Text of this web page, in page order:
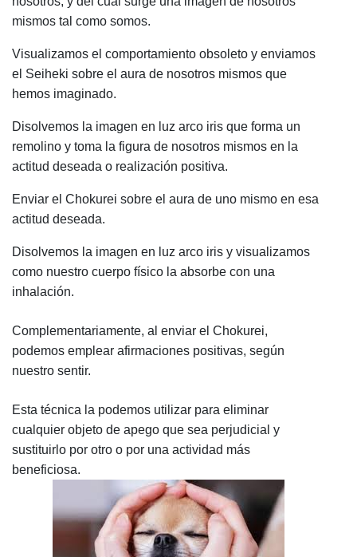
mismos tal como somos.
Visualizamos el comportamiento obsoleto y enviamos
el Seiheki sobre el aura de nosotros mismos que
hemos imaginado.
Disolvemos la imagen en luz arco iris que forma un
remolino y toma la figura de nosotros mismos en la
actitud deseada o realización positiva.
Enviar el Chokurei sobre el aura de uno mismo en esa
actitud deseada.
Disolvemos la imagen en luz arco iris y visualizamos
como nuestro cuerpo físico la absorbe con una
inhalación.
Complementariamente, al enviar el Chokurei,
podemos emplear afirmaciones positivas, según
nuestro sentir.
Esta técnica la podemos utilizar para eliminar
cualquier objeto de apego que sea perjudicial y
sustituirlo por otro o por una actividad más
beneficiosa.